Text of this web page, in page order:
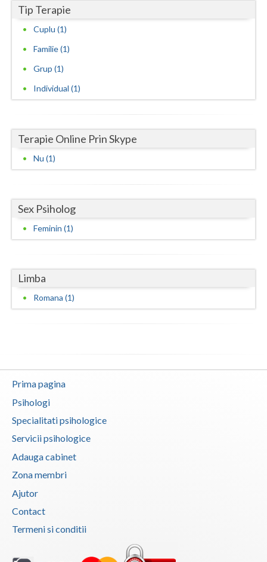
Salaj
Satu-Mare
Teleorman
Timis
Tulcea
Vaslui
Tip Terapie
Cuplu (1)
Familie (1)
Grup (1)
Individual (1)
Terapie Online Prin Skype
Nu (1)
Sex Psiholog
Feminin (1)
Limba
Romana (1)
Prima pagina
Psihologi
Specialitati psihologice
Servicii psihologice
Adauga cabinet
Zona membri
Ajutor
Contact
Termeni si conditii